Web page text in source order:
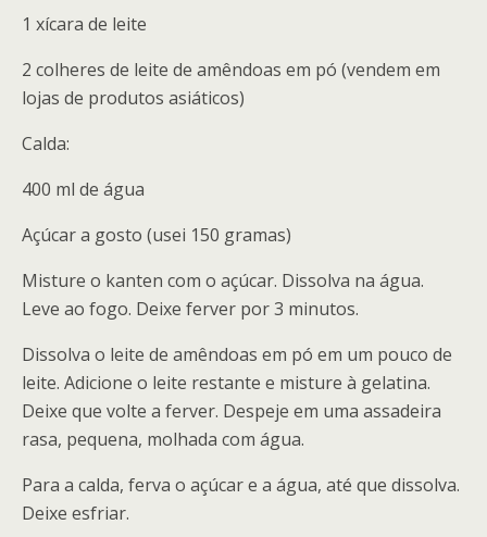
1 xícara de leite
2 colheres de leite de amêndoas em pó (vendem em
lojas de produtos asiáticos)
Calda:
400 ml de água
Açúcar a gosto (usei 150 gramas)
Misture o kanten com o açúcar. Dissolva na água.
Leve ao fogo. Deixe ferver por 3 minutos.
Dissolva o leite de amêndoas em pó em um pouco de
leite. Adicione o leite restante e misture à gelatina.
Deixe que volte a ferver. Despeje em uma assadeira
rasa, pequena, molhada com água.
Para a calda, ferva o açúcar e a água, até que dissolva.
Deixe esfriar.